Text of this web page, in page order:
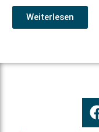
Weiterlesen